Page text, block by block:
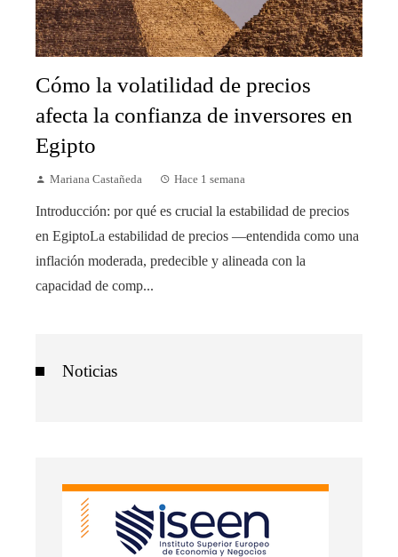
Cómo la volatilidad de precios
afecta la confianza de inversores en
Egipto
Mariana Castañeda Hace 1 semana
Introducción: por qué es crucial la estabilidad de precios
en EgiptoLa estabilidad de precios —entendida como una
inflación moderada, predecible y alineada con la
capacidad de comp...
Noticias